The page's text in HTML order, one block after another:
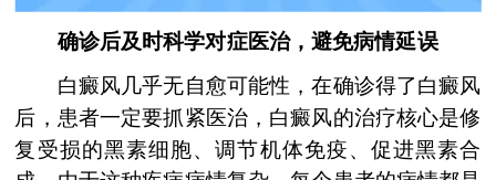
确诊后及时科学对症医治，避免病情延误
白癜风几乎无自愈可能性，在确诊得了白癜风
后，患者一定要抓紧医治，白癜风的治疗核心是修
复受损的黑素细胞、调节机体免疫、促进黑素合